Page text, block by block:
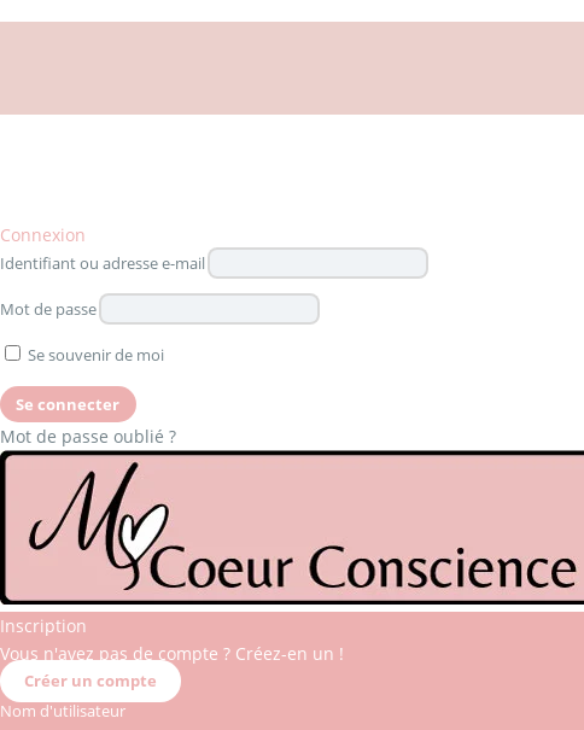
Connexion
Identifiant ou adresse e-mail
Mot de passe
Se souvenir de moi
Mot de passe oublié ?
Inscription
Vous n'avez pas de compte ? Créez-en un !
Créer un compte
Nom d'utilisateur